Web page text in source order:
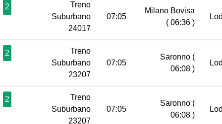
2
Treno
Suburbano
24017
07:05
Milano Bovisa
( 06:36 )
2
Treno
Suburbano
23207
07:05
Saronno (
06:08 )
2
Treno
Suburbano
23207
07:05
Saronno (
06:08 )